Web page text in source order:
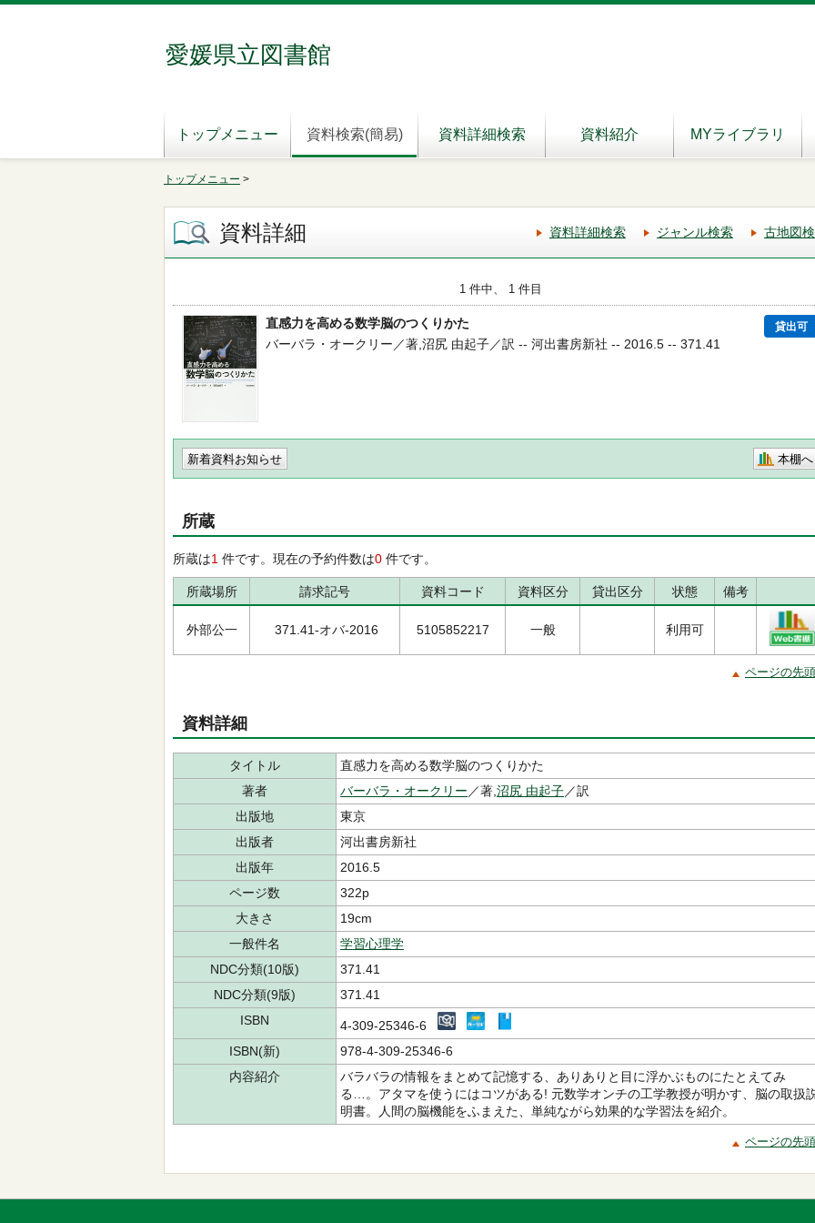
愛媛県立図書館
トップメニュー 資料検索(簡易) 資料詳細検索 資料紹介 MYライブラリ
トップメニュー >
資料詳細 資料詳細検索 ジャンル検索 古地図
1 件中、 1 件目
直感力を高める数学脳のつくりかた 貸出可
バーバラ・オークリー／著,沼尻 由起子／訳 -- 河出書房新社 -- 2016.5 -- 371.41
新着資料お知らせ 本棚へ
所蔵
所蔵は1 件です。現在の予約件数は0 件です。
所蔵場所 請求記号 資料コード 資料区分 貸出区分 状態 備考
外部公一 371.41-オバ-2016 5105852217 一般 利用可
ページの先
資料詳細
タイトル
直感力を高める数学脳のつくりかた
著者
バーバラ・オークリー ／著, 沼尻 由起子／訳
出版地
東京
出版者
河出書房新社
出版年
2016.5
ページ数
322p
大きさ
19cm
一般件名
学習心理学
NDC分類(10版)
371.41
NDC分類(9版)
371.41
ISBN
4-309-25346-6
ISBN(新)
978-4-309-25346-6
内容紹介
バラバラの情報をまとめて記憶する、ありありと目に浮かぶものにたとえてみ
る…。アタマを使うにはコツがある! 元数学オンチの工学教授が明かす、脳の取扱
明書。人間の脳機能をふまえた、単純ながら効果的な学習法を紹介。
ページの先